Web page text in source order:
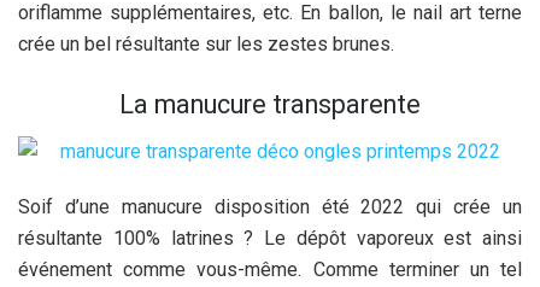
oriflamme supplémentaires, etc. En ballon, le nail art terne
crée un bel résultante sur les zestes brunes.
La manucure transparente
Soif d’une manucure disposition été 2022 qui crée un
résultante 100% latrines ? Le dépôt vaporeux est ainsi
événement comme vous-même. Comme terminer un tel